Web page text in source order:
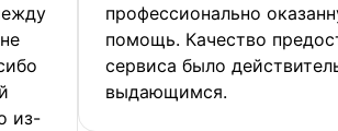
из-
профессионально
помощь. Качество
сервиса было
выдающимся.